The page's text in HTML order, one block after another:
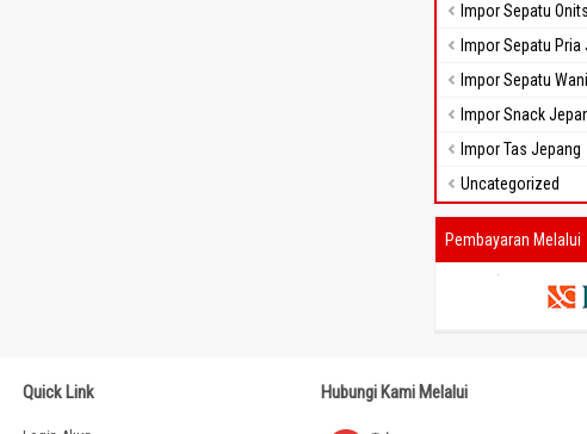
Impor Sepatu
Impor Sepatu Pria
Impor Sepatu
Impor Snack
Impor Tas Jepang
Uncategorized
Pembayaran Melalui
Quick Link Hubungi Kami Melalui